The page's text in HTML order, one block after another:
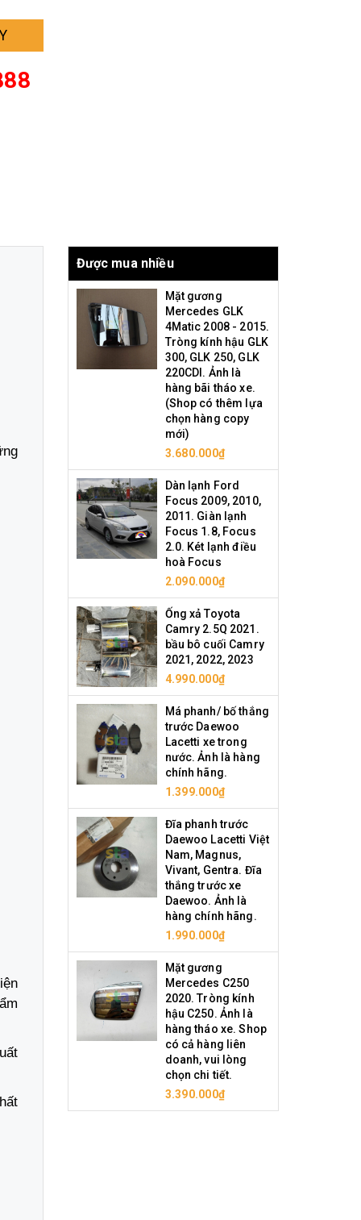
Được mua nhiều
Mặt gương
Mercedes GLK
4Matic 2008 - 2015.
Tròng kính hậu GLK
300, GLK 250, GLK
220CDI. Ảnh là
hàng bãi tháo xe.
(Shop có thêm lựa
chọn hàng copy
mới)
3.680.000₫
Dàn lạnh Ford
Focus 2009, 2010,
2011. Giàn lạnh
Focus 1.8, Focus
2.0. Két lạnh điều
hoà Focus
2.090.000₫
Ống xả Toyota
Camry 2.5Q 2021.
bầu bô cuối Camry
2021, 2022, 2023
4.990.000₫
Má phanh/ bố thắng
trước Daewoo
Lacetti xe trong
nước. Ảnh là hàng
chính hãng.
1.399.000₫
Đĩa phanh trước
Daewoo Lacetti Việt
Nam, Magnus,
Vivant, Gentra. Đĩa
thắng trước xe
Daewoo. Ảnh là
hàng chính hãng.
1.990.000₫
Mặt gương
Mercedes C250
2020. Tròng kính
hậu C250. Ảnh là
hàng tháo xe. Shop
có cả hàng liên
doanh, vui lòng
chọn chi tiết.
3.390.000₫